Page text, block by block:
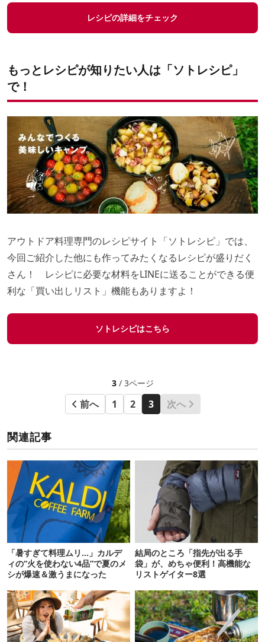
レシピの詳細をチェック
もっとレシピが知りたい人は「ソトレシピ」
で！
アウトドア料理専門のレシピサイト「ソトレシピ」では、
今回ご紹介した他にも作ってみたくなるレシピが盛りだく
さん！ レシピに必要な材料をLINEに送ることができる便
利な「買い出しリスト」機能もありますよ！
ソトレシピはこちら
3/ 3ページ
前へ 1 2 3 次へ
関連記事
「暑すぎて料理ムリ…」カルデ
ィの“火を使わない4品”で夏のメ
シが爆速＆激うまになった
結局のところ「指先が出る手
袋」が、めちゃ便利！高機能な
リストゲイター8選